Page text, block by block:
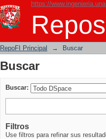
https://
Buscar
RepoFI Principal → Buscar
Buscar
Buscar:
Filtros
Use filtros para refinar sus